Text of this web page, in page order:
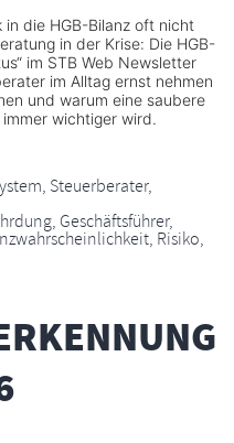
die HGB-Bilanz oft nicht
in der Krise: Die HGB-
im STB Web Newsletter
im Alltag ernst nehmen
und warum eine saubere
wichtiger wird.
, Steuerberater,
, Geschäftsführer,
, Risiko,